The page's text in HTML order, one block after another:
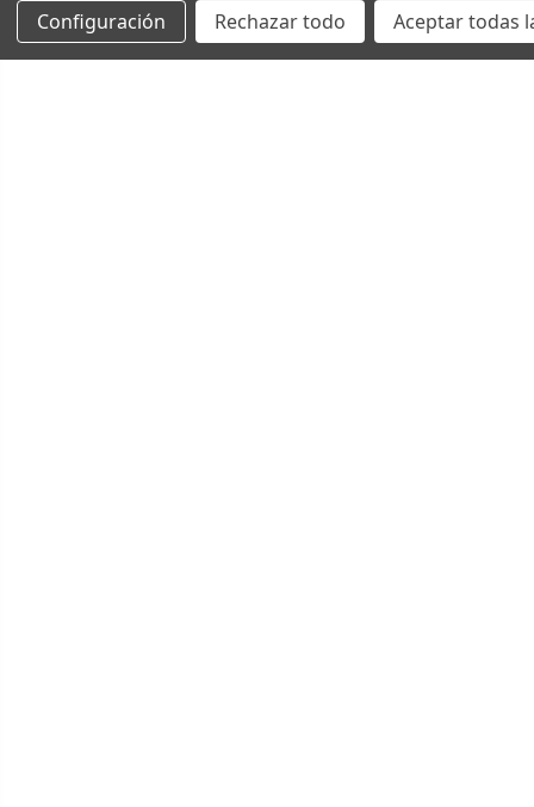
Configuración Rechazar todo Aceptar todas